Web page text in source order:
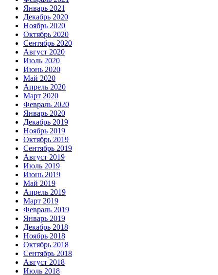
Январь 2021
Декабрь 2020
Ноябрь 2020
Октябрь 2020
Сентябрь 2020
Август 2020
Июль 2020
Июнь 2020
Май 2020
Апрель 2020
Март 2020
Февраль 2020
Январь 2020
Декабрь 2019
Ноябрь 2019
Октябрь 2019
Сентябрь 2019
Август 2019
Июль 2019
Июнь 2019
Май 2019
Апрель 2019
Март 2019
Февраль 2019
Январь 2019
Декабрь 2018
Ноябрь 2018
Октябрь 2018
Сентябрь 2018
Август 2018
Июль 2018